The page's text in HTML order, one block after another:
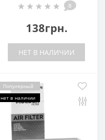
0
138грн.
НЕТ В НАЛИЧИИ
Популярный
нет в наличии